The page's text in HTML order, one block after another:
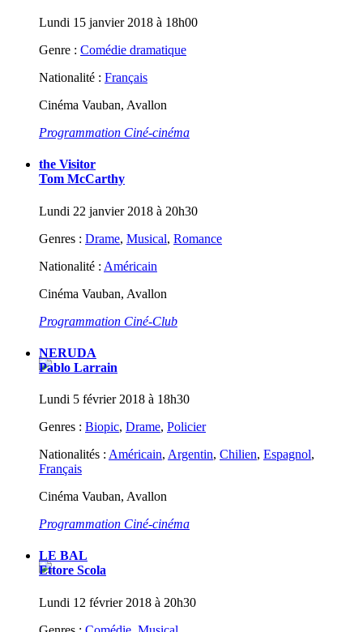
Lundi 15 janvier 2018 à 18h00
Genre : Comédie dramatique
Nationalité : Français
Cinéma Vauban, Avallon
Programmation Ciné-cinéma
the Visitor
Tom McCarthy
Lundi 22 janvier 2018 à 20h30
Genres : Drame, Musical, Romance
Nationalité : Américain
Cinéma Vauban, Avallon
Programmation Ciné-Club
NERUDA
Pablo Larrain
Lundi 5 février 2018 à 18h30
Genres : Biopic, Drame, Policier
Nationalités : Américain, Argentin, Chilien, Espagnol,
Français
Cinéma Vauban, Avallon
Programmation Ciné-cinéma
LE BAL
Ettore Scola
Lundi 12 février 2018 à 20h30